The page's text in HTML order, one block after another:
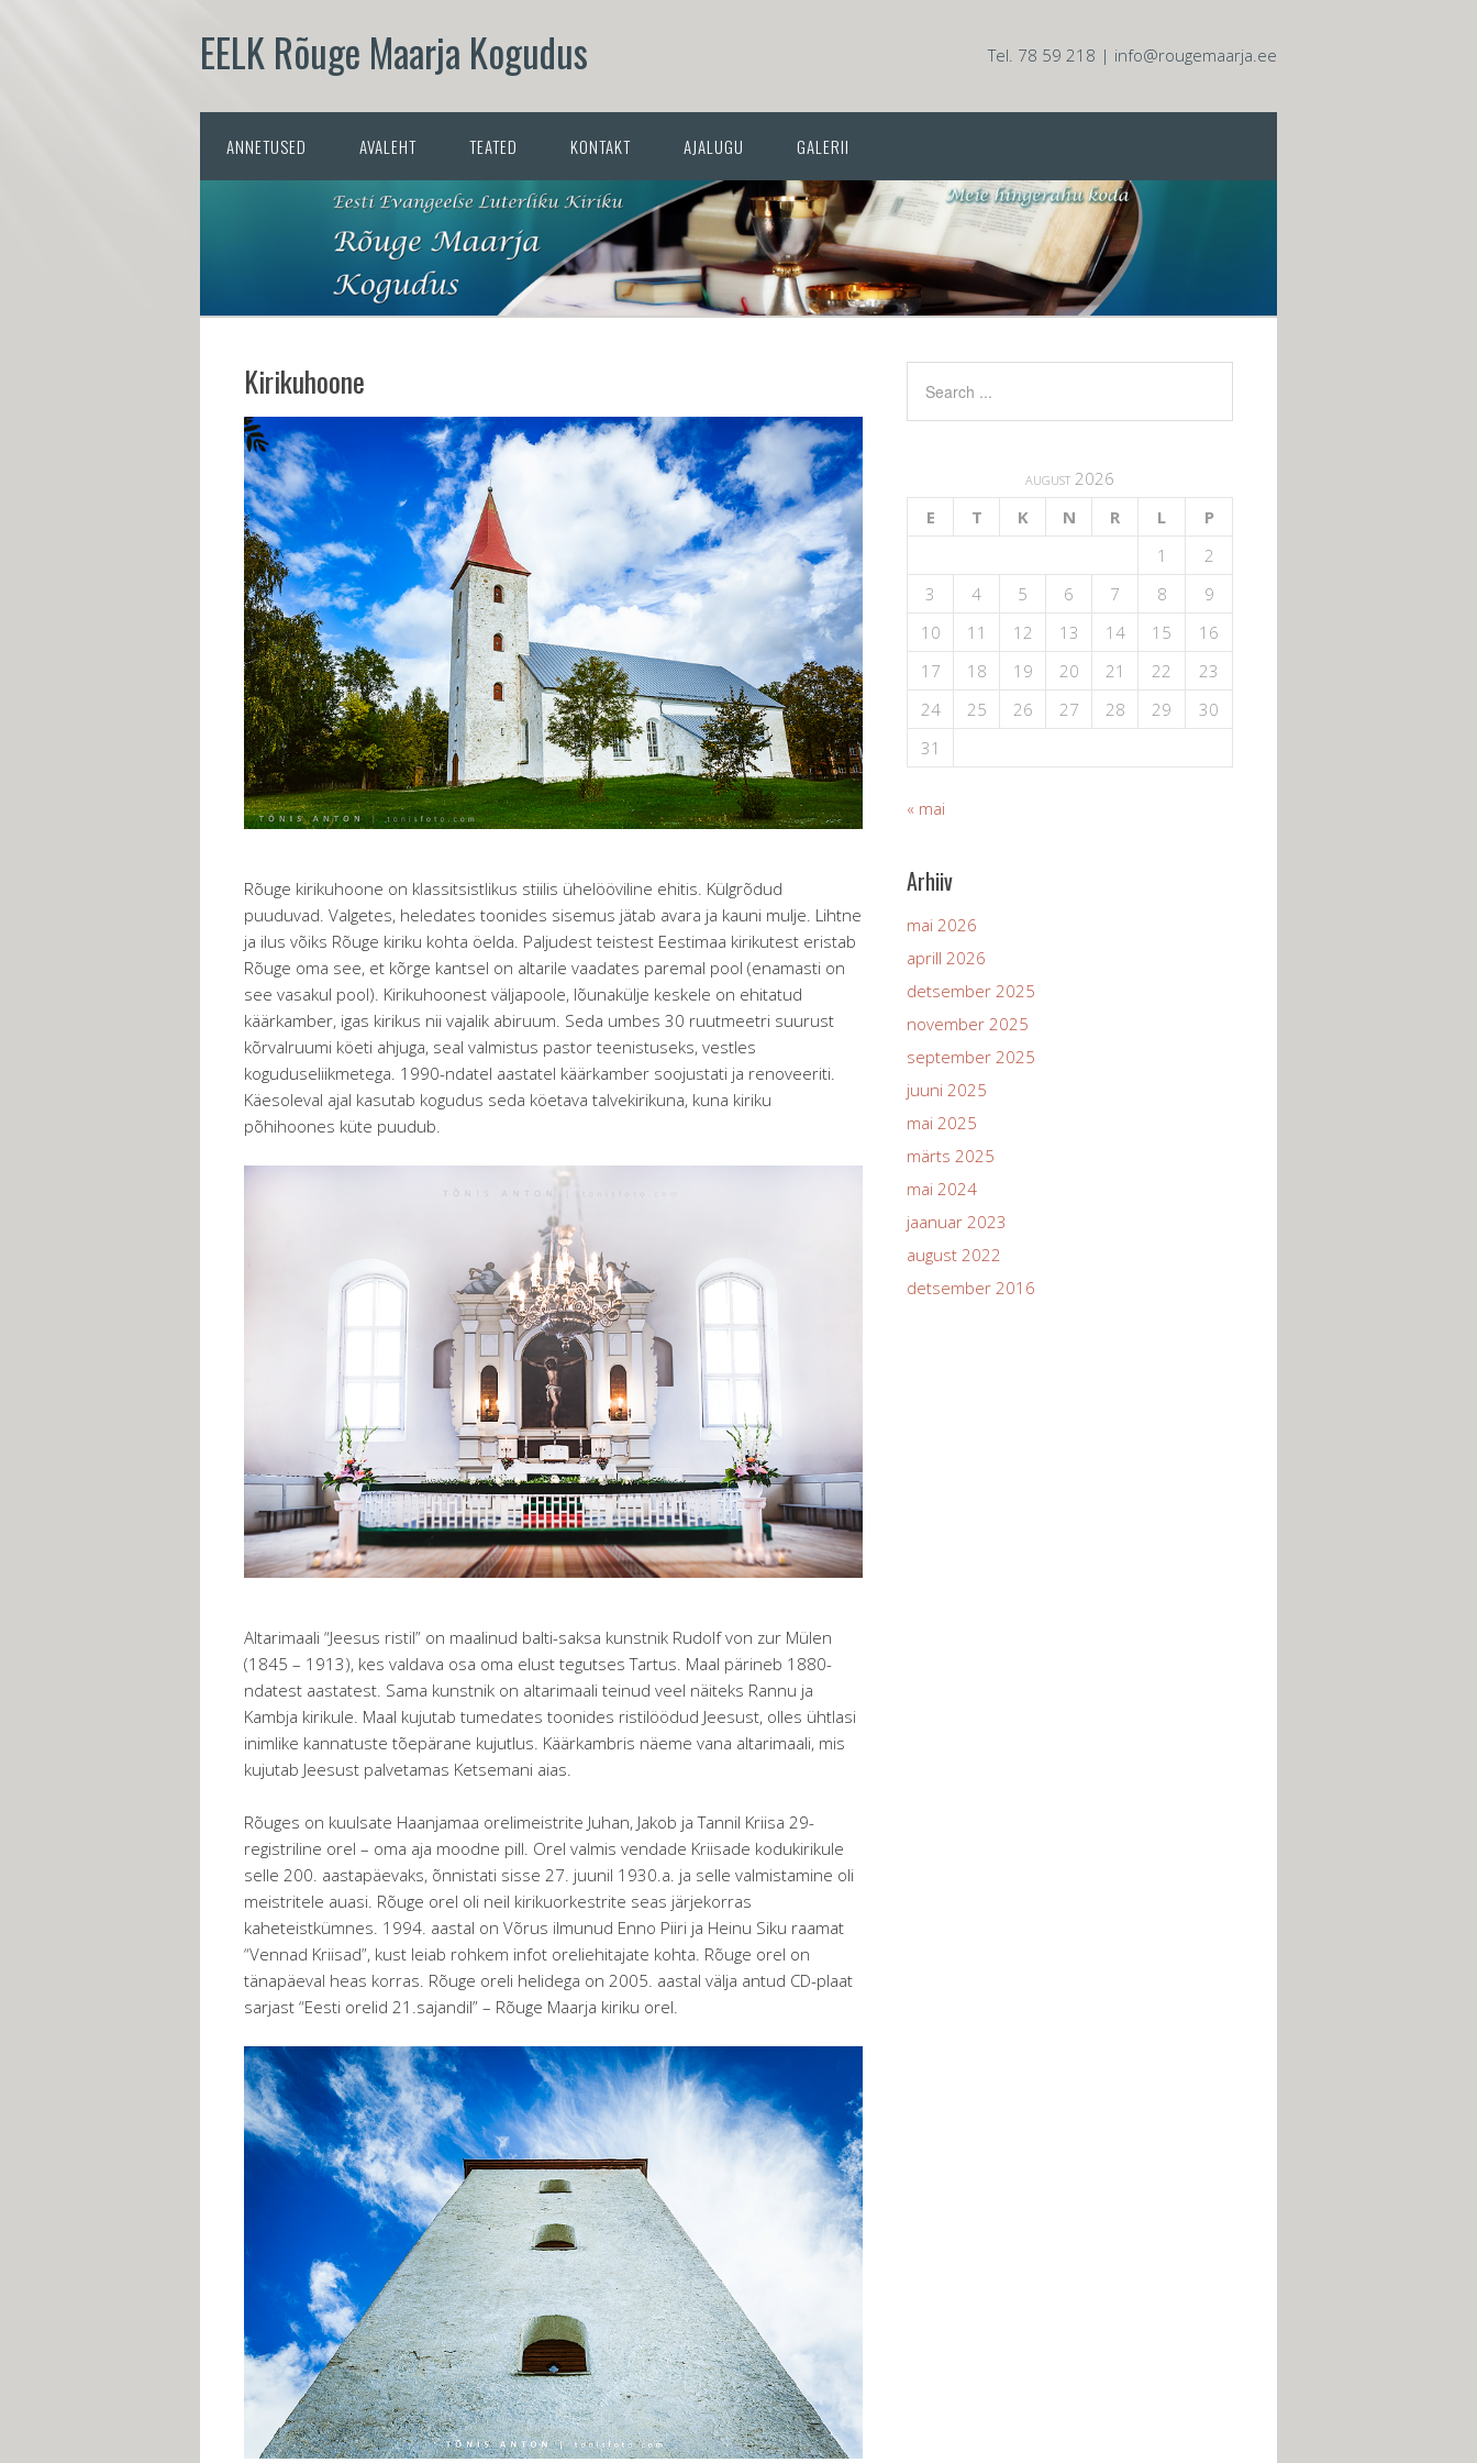
EELK Rõuge Maarja Kogudus Tel. 78 59 218 | info@rougemaarja.ee
ANNETUSED AVALEHT TEATED KONTAKT AJALUGU GALERII
Kirikuhoone
Rõuge kirikuhoone on klassitsistlikus stiilis ühelööviline ehitis. Külgrõdud
puuduvad. Valgetes, heledates toonides sisemus jätab avara ja kauni mulje. Lihtne
ja ilus võiks Rõuge kiriku kohta öelda. Paljudest teistest Eestimaa kirikutest eristab
Rõuge oma see, et kõrge kantsel on altarile vaadates paremal pool (enamasti on
see vasakul pool). Kirikuhoonest väljapoole, lõunakülje keskele on ehitatud
käärkamber, igas kirikus nii vajalik abiruum. Seda umbes 30 ruutmeetri suurust
kõrvalruumi köeti ahjuga, seal valmistus pastor teenistuseks, vestles
koguduseliikmetega. 1990-ndatel aastatel käärkamber soojustati ja renoveeriti.
Käesoleval ajal kasutab kogudus seda köetava talvekirikuna, kuna kiriku
põhihoones küte puudub.
Altarimaali “Jeesus ristil” on maalinud balti-saksa kunstnik Rudolf von zur Mülen
(1845 – 1913), kes valdava osa oma elust tegutses Tartus. Maal pärineb 1880-
ndatest aastatest. Sama kunstnik on altarimaali teinud veel näiteks Rannu ja
Kambja kirikule. Maal kujutab tumedates toonides ristilöödud Jeesust, olles ühtlasi
inimlike kannatuste tõepärane kujutlus. Käärkambris näeme vana altarimaali, mis
kujutab Jeesust palvetamas Ketsemani aias.
Rõuges on kuulsate Haanjamaa orelimeistrite Juhan, Jakob ja Tannil Kriisa 29-
registriline orel – oma aja moodne pill. Orel valmis vendade Kriisade kodukirikule
selle 200. aastapäevaks, õnnistati sisse 27. juunil 1930.a. ja selle valmistamine oli
meistritele auasi. Rõuge orel oli neil kirikuorkestrite seas järjekorras
kaheteistkümnes. 1994. aastal on Võrus ilmunud Enno Piiri ja Heinu Siku raamat
“Vennad Kriisad”, kust leiab rohkem infot oreliehitajate kohta. Rõuge orel on
tänapäeval heas korras. Rõuge oreli helidega on 2005. aastal välja antud CD-plaat
sarjast “Eesti orelid 21.sajandil” – Rõuge Maarja kiriku orel.
august 2026
E
T K N R L
P
1
2
3
4 5 6 7 8
9
10
11 12 13 14 15
16
17
18 19 20 21 22
23
24
25 26 27 28 29
30
31
« mai
Arhiiv
mai 2026
aprill 2026
detsember 2025
november 2025
september 2025
juuni 2025
mai 2025
märts 2025
mai 2024
jaanuar 2023
august 2022
detsember 2016